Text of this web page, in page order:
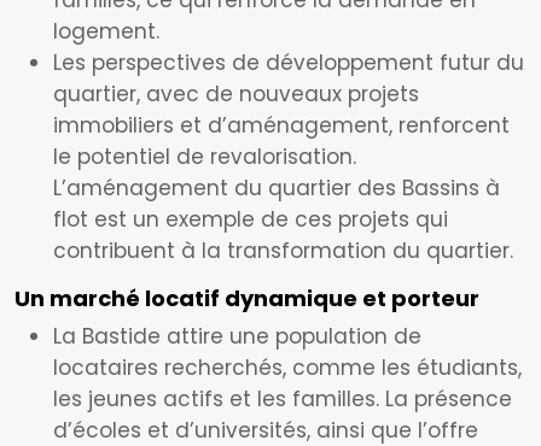
logement.
Les perspectives de développement futur du
quartier, avec de nouveaux projets
immobiliers et d’aménagement, renforcent
le potentiel de revalorisation.
L’aménagement du quartier des Bassins à
flot est un exemple de ces projets qui
contribuent à la transformation du quartier.
Un marché locatif dynamique et porteur
La Bastide attire une population de
locataires recherchés, comme les étudiants,
les jeunes actifs et les familles. La présence
d’écoles et d’universités, ainsi que l’offre